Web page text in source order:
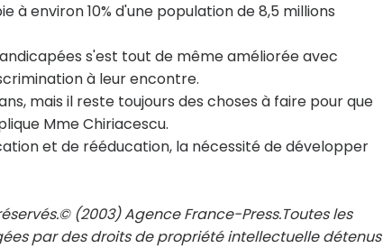
environ 10% d'une population de 8,5 millions
s'est tout de même améliorée avec
à leur encontre.
mais il reste toujours des choses à faire pour que
Mme Chiriacescu.
et de rééducation, la nécessité de développer
(2003) Agence France-Press.Toutes les
par des droits de propriété intellectuelle détenus